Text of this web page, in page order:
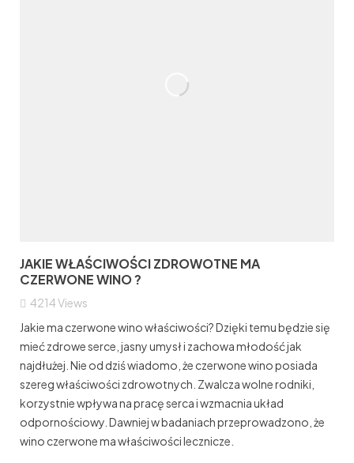
JAKIE WŁAŚCIWOŚCI ZDROWOTNE MA
CZERWONE WINO ?
4214Views
Jakie ma czerwone wino właściwości? Dzięki temu będzie się
mieć zdrowe serce, jasny umysł i zachowa młodość jak
najdłużej. Nie od dziś wiadomo, że czerwone wino posiada
szereg właściwości zdrowotnych. Zwalcza wolne rodniki,
korzystnie wpływa na pracę serca i wzmacnia układ
odpornościowy. Dawniej w badaniach przeprowadzono, że
wino czerwone ma właściwości lecznicze.